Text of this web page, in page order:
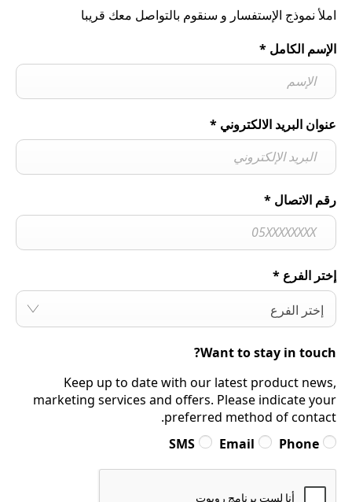
املأ نموذج الإستفسار و سنقوم بالتواصل معك قريبا
الإسم الكامل *
عنوان البريد الالكتروني *
رقم الاتصال *
إختر الفرع *
إختر الفرع
Want to stay in touch?
Keep up to date with our latest product news,
marketing services and offers. Please indicate your
preferred method of contact.
Phone
Email
SMS